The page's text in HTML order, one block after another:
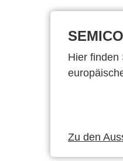
Hier finden
Zu den